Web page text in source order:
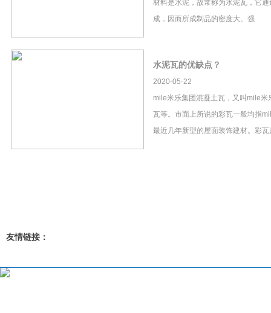
材料是水泥，故常称为水泥瓦，它
成，因而所成制品的密度大、强
水泥瓦的优缺点？
2020-05-22
mile米乐集团混凝土瓦，又叫mile米
瓦等。市面上所说的彩瓦一般均指
最近几年新型的屋面装饰建材。彩
友情链接：